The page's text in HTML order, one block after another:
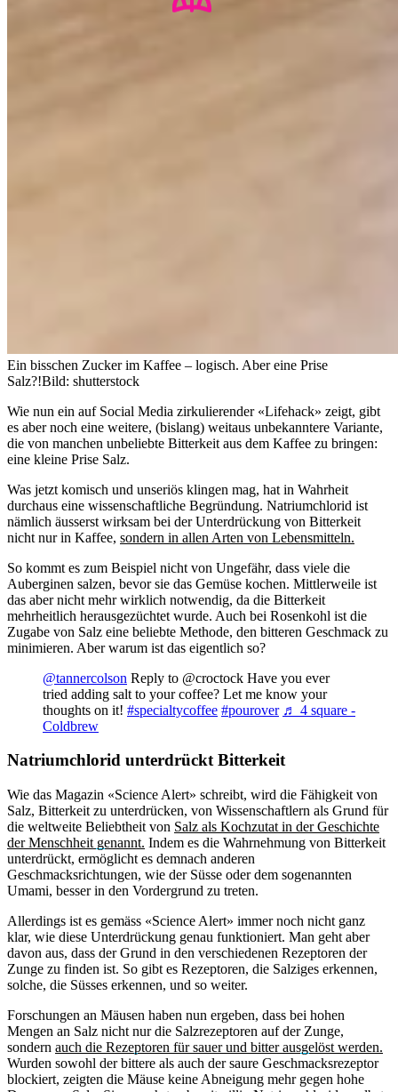
Ein bisschen Zucker im Kaffee – logisch. Aber eine Prise
Salz?!Bild: shutterstock
Wie nun ein auf Social Media zirkulierender «Lifehack» zeigt, gibt
es aber noch eine weitere, (bislang) weitaus unbekanntere Variante,
die von manchen unbeliebte Bitterkeit aus dem Kaffee zu bringen:
eine kleine Prise Salz.
Was jetzt komisch und unseriös klingen mag, hat in Wahrheit
durchaus eine wissenschaftliche Begründung. Natriumchlorid ist
nämlich äusserst wirksam bei der Unterdrückung von Bitterkeit
nicht nur in Kaffee, sondern in allen Arten von Lebensmitteln.
So kommt es zum Beispiel nicht von Ungefähr, dass viele die
Auberginen salzen, bevor sie das Gemüse kochen. Mittlerweile ist
das aber nicht mehr wirklich notwendig, da die Bitterkeit
mehrheitlich herausgezüchtet wurde. Auch bei Rosenkohl ist die
Zugabe von Salz eine beliebte Methode, den bitteren Geschmack zu
minimieren. Aber warum ist das eigentlich so?
@tannercolson Reply to @croctock Have you ever
tried adding salt to your coffee? Let me know your
thoughts on it! #specialtycoffee #pourover ♬ 4 square -
Coldbrew
Natriumchlorid unterdrückt Bitterkeit
Wie das Magazin «Science Alert» schreibt, wird die Fähigkeit von
Salz, Bitterkeit zu unterdrücken, von Wissenschaftlern als Grund für
die weltweite Beliebtheit von Salz als Kochzutat in der Geschichte
der Menschheit genannt. Indem es die Wahrnehmung von Bitterkeit
unterdrückt, ermöglicht es demnach anderen
Geschmacksrichtungen, wie der Süsse oder dem sogenannten
Umami, besser in den Vordergrund zu treten.
Allerdings ist es gemäss «Science Alert» immer noch nicht ganz
klar, wie diese Unterdrückung genau funktioniert. Man geht aber
davon aus, dass der Grund in den verschiedenen Rezeptoren der
Zunge zu finden ist. So gibt es Rezeptoren, die Salziges erkennen,
solche, die Süsses erkennen, und so weiter.
Forschungen an Mäusen haben nun ergeben, dass bei hohen
Mengen an Salz nicht nur die Salzrezeptoren auf der Zunge,
sondern auch die Rezeptoren für sauer und bitter ausgelöst werden.
Wurden sowohl der bittere als auch der saure Geschmacksrezeptor
blockiert, zeigten die Mäuse keine Abneigung mehr gegen hohe